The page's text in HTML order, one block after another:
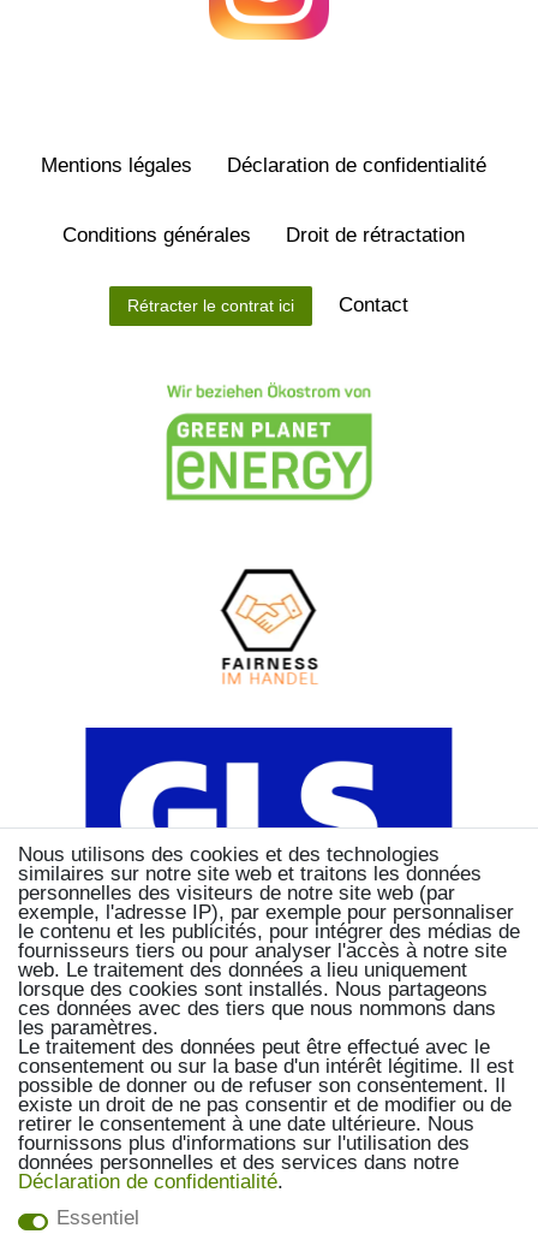
Mentions légales Déclaration de confidentialité
Conditions générales Droit de rétractation
Rétracter le contrat ici Contact
Nous utilisons des cookies et des technologies
similaires sur notre site web et traitons les données
personnelles des visiteurs de notre site web (par
exemple, l'adresse IP), par exemple pour personnaliser
le contenu et les publicités, pour intégrer des médias de
fournisseurs tiers ou pour analyser l'accès à notre site
web. Le traitement des données a lieu uniquement
lorsque des cookies sont installés. Nous partageons
ces données avec des tiers que nous nommons dans
les paramètres.
Le traitement des données peut être effectué avec le
consentement ou sur la base d'un intérêt légitime. Il est
possible de donner ou de refuser son consentement. Il
existe un droit de ne pas consentir et de modifier ou de
retirer le consentement à une date ultérieure. Nous
fournissons plus d'informations sur l'utilisation des
données personnelles et des services dans notre
Déclaration de confidentialité.
Essentiel